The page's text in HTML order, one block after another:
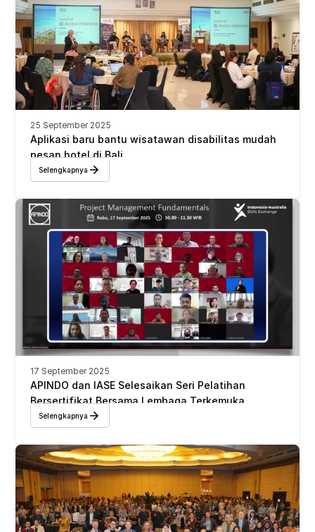
25 September 2025
Aplikasi baru bantu wisatawan disabilitas mudah
pesan hotel di Bali
Selengkapnya
17 September 2025
APINDO dan IASE Selesaikan Seri Pelatihan
Bersertifikat Bersama Lembaga Terkemuka
Australia
Selengkapnya